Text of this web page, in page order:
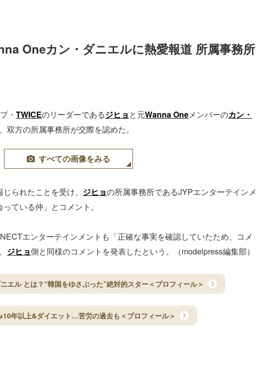
Oneカン・ダニエルに熱愛報道 所属事務所
・ TWICEのリーダーであるジヒョ と元Wanna Oneメンバーのカン・
双方の所属事務所が交際を認めた。
すべての画像をみる
られたことを受け、 ジヒョの所属事務所であるJYPエンターテインメ
ている仲」とコメント。
エンターテインメントも「正確な事実を確認していたため、コメ
ジヒョ側と同様のコメントを発表したという。（modelpress編集部）
エル とは？“韓国をゆさぶった”絶対的スター＜プロフィール＞
10年以上&ダイエット…苦労の過去も＜プロフィール＞